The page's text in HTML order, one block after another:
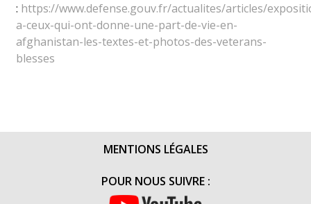
: https://www.defense.gouv.fr/actualites/articles/
a-ceux-qui-ont-donne-une-part-de-vie-en-
afghanistan-les-textes-et-photos-des-veterans-
blesses
MENTIONS LÉGALES
POUR NOUS SUIVRE :